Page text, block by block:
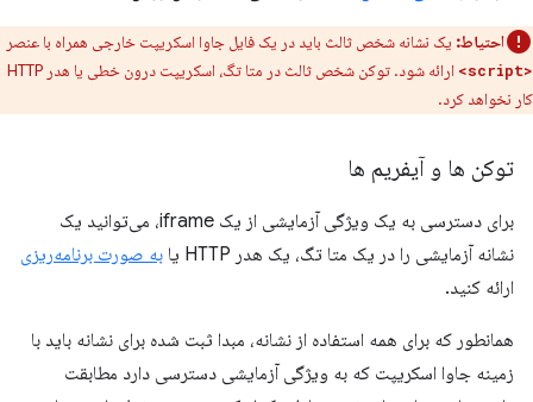
احتیاط: یک نشانه شخص ثالث باید در یک فایل جاوا اسکریپت خارجی همراه با عنصر
<script>
ارائه شود. توکن شخص ثالث در متا تگ، اسکریپت درون خطی یا هدر HTTP
کار نخواهد کرد.
توکن ها و آیفریم ها
برای دسترسی به یک ویژگی آزمایشی از یک iframe، می‌توانید یک
نشانه آزمایشی را در یک متا تگ، یک هدر HTTP یا
به صورت برنامه‌ریزی
ارائه کنید.
همانطور که برای همه استفاده از نشانه، مبدا ثبت شده برای نشانه باید با
زمینه جاوا اسکریپت که به ویژگی آزمایشی دسترسی دارد مطابقت